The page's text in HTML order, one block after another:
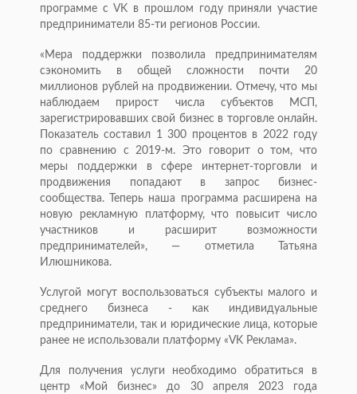
программе с VK в прошлом году приняли участие
предприниматели 85-ти регионов России.
«Мера поддержки позволила предпринимателям
сэкономить в общей сложности почти 20
миллионов рублей на продвижении. Отмечу, что мы
наблюдаем прирост числа субъектов МСП,
зарегистрировавших свой бизнес в торговле онлайн.
Показатель составил 1 300 процентов в 2022 году
по сравнению с 2019-м. Это говорит о том, что
меры поддержки в сфере интернет-торговли и
продвижения попадают в запрос бизнес-
сообщества. Теперь наша программа расширена на
новую рекламную платформу, что повысит число
участников и расширит возможности
предпринимателей», — отметила Татьяна
Илюшникова.
Услугой могут воспользоваться субъекты малого и
среднего бизнеса - как индивидуальные
предприниматели, так и юридические лица, которые
ранее не использовали платформу «VK Реклама».
Для получения услуги необходимо обратиться в
центр «Мой бизнес» до 30 апреля 2023 года